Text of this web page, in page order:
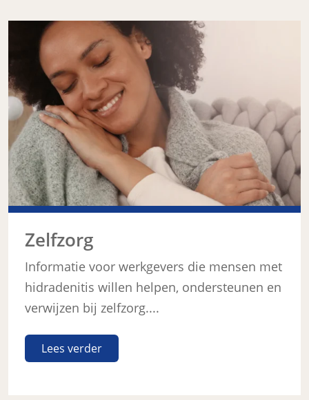
Zelfzorg
Informatie voor werkgevers die mensen met
hidradenitis willen helpen, ondersteunen en
verwijzen bij zelfzorg....
Lees verder